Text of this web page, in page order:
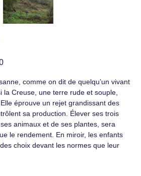
comme on dit de quelqu’un vivant
la Creuse, une terre rude et souple,
éprouve un rejet grandissant des
sa production. Élever ses trois
animaux et de ses plantes, sera
le rendement. En miroir, les enfants
choix devant les normes que leur